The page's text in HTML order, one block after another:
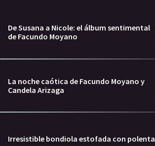
De Susana a Nicole: el álbum sentimental
de Facundo Moyano
La noche caótica de Facundo Moyano y
Candela Arizaga
Irresistible bondiola estofada con polenta